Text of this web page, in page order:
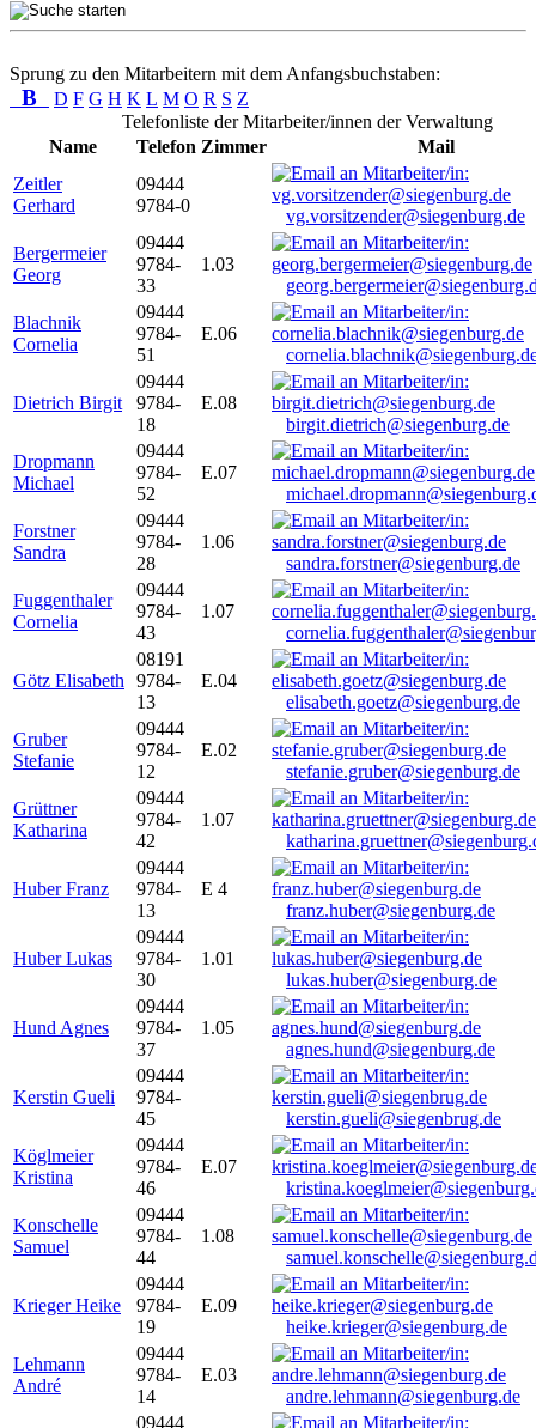
Sprung zu den Mitarbeitern mit dem Anfangsbuchstaben:
B D F G H K L M O R S Z
Telefonliste der Mitarbeiter/innen der Verwaltung
Name
Telefon Zimmer
Mail
Zeitler
Gerhard
09444
9784-0
vg.vorsitzender@siegenburg.de
Bergermeier
Georg
09444
9784-
33
1.03
Blachnik
Cornelia
09444
9784-
51
E.06
Dietrich Birgit
09444
9784-
18
E.08
birgit.dietrich@siegenburg.de
Dropmann
Michael
09444
9784-
52
E.07
Forstner
Sandra
09444
9784-
28
1.06
sandra.forstner@siegenburg.de
Fuggenthaler
Cornelia
09444
9784-
43
1.07
Götz Elisabeth
08191
9784-
13
E.04
elisabeth.goetz@siegenburg.de
Gruber
Stefanie
09444
9784-
12
E.02
stefanie.gruber@siegenburg.de
Grüttner
Katharina
09444
9784-
42
1.07
Huber Franz
09444
9784-
13
E 4
franz.huber@siegenburg.de
Huber Lukas
09444
9784-
30
1.01
lukas.huber@siegenburg.de
Hund Agnes
09444
9784-
37
1.05
agnes.hund@siegenburg.de
Kerstin Gueli
09444
9784-
45
kerstin.gueli@siegenbrug.de
Köglmeier
Kristina
09444
9784-
46
E.07
Konschelle
Samuel
09444
9784-
44
1.08
Krieger Heike
09444
9784-
19
E.09
heike.krieger@siegenburg.de
Lehmann
André
09444
9784-
14
E.03
andre.lehmann@siegenburg.de
09444